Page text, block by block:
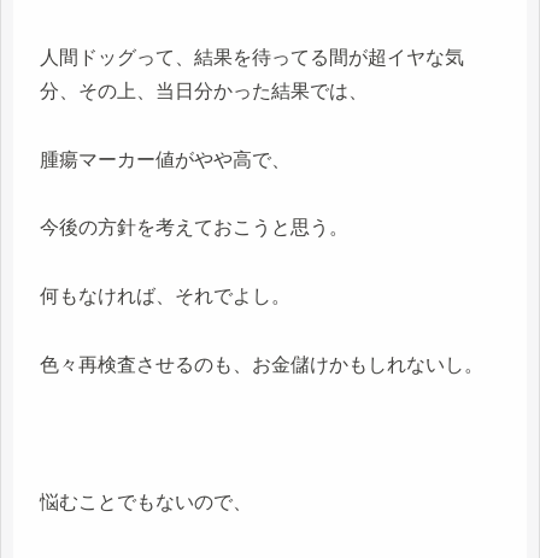
人間ドッグって、結果を待ってる間が超イヤな気
分、その上、当日分かった結果では、
腫瘍マーカー値がやや高で、
今後の方針を考えておこうと思う。
何もなければ、それでよし。
色々再検査させるのも、お金儲けかもしれないし。
悩むことでもないので、